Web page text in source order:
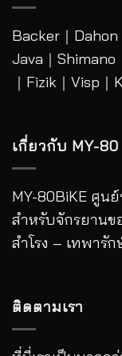
Backer ｜ Dahon
Java ｜ Shimano
｜Fizik｜Visp｜
เกี่ยวกับ MY-
MY-80BiKE ศูน
สำหรับจักรยาน
สำโรง – เทพารั
ติดตามเรา